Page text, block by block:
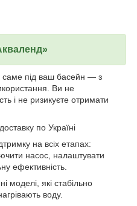
саме під ваш басейн — з
Ви не
і не ризикуєте отримати
по Україні
на всіх етапах:
насос, налаштувати
ефективність.
моделі, які стабільно
воду.